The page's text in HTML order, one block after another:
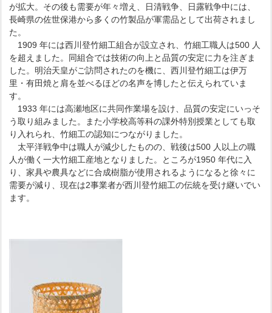
が拡大。その後も需要が年々増え、日清戦争、日露戦争中には、
長崎県の佐世保港から多くの竹製品が軍需品として出荷されまし
た。
1909 年には西川登竹細工組合が設立され、竹細工職人は500 人
を超えました。同組合では技術の向上と品質の安定に力を注ぎま
した。明治天皇がご訪問されたのを機に、西川登竹細工は伊万
里・有田焼と肩を並べるほどの名声を博したと伝えられていま
す。
1933 年には高瀬地区に共同作業場を設け、品質の安定にいっそ
う取り組みました。また小学校高等科の課外特別授業としても取
り入れられ、竹細工の認知につながりました。
太平洋戦争中は職人が減少したものの、戦後は500 人以上の職
人が働く一大竹細工産地となりました。ところが1950 年代に入
り、家具や農具などに合成樹脂が使用されるようになると徐々に
需要が減り、現在は2事業者が西川登竹細工の伝統を受け継いでい
ます。